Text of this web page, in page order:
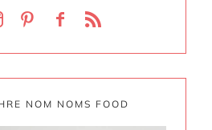
NOM NOMS FOOD